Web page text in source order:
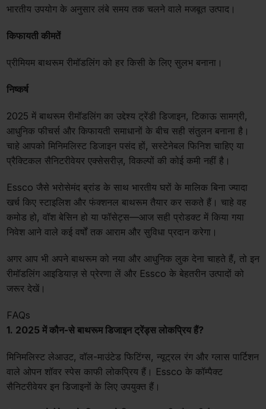
भारतीय उपयोग के अनुसार लंबे समय तक चलने वाले मजबूत उत्पाद।
किफायती कीमतें
प्रीमियम बाथरूम रीमॉडलिंग को हर किसी के लिए सुलभ बनाना।
निष्कर्ष
2025 में बाथरूम रीमॉडलिंग का उद्देश्य ट्रेंडी डिजाइन, टिकाऊ सामग्री,
आधुनिक फीचर्स और किफायती समाधानों के बीच सही संतुलन बनाना है।
चाहे आपको मिनिमलिस्ट डिजाइन पसंद हों, सस्टेनेबल फिनिश चाहिए या
प्रैक्टिकल सैनिटरीवेयर एक्सेसरीज़, विकल्पों की कोई कमी नहीं है।
Essco जैसे भरोसेमंद ब्रांड के साथ भारतीय घरों के मालिक बिना ज्यादा
खर्च किए स्टाइलिश और फंक्शनल बाथरूम तैयार कर सकते हैं। चाहे वह
कमोड हो, वॉश बेसिन हो या फॉसेट्स—आज सही प्रोडक्ट में किया गया
निवेश आने वाले कई वर्षों तक आराम और सुविधा प्रदान करेगा।
अगर आप भी अपने बाथरूम को नया और आधुनिक लुक देना चाहते हैं, तो इन
रीमॉडलिंग आइडियाज़ से प्रेरणा लें और Essco के बेहतरीन उत्पादों को
जरूर देखें।
FAQs
1. 2025 में कौन-से बाथरूम डिजाइन ट्रेंड्स लोकप्रिय हैं?
मिनिमलिस्ट लेआउट, वॉल-माउंटेड फिटिंग्स, न्यूट्रल रंग और ग्लास पार्टिशन
वाले ओपन शॉवर स्पेस काफी लोकप्रिय हैं। Essco के कॉम्पैक्ट
सैनिटरीवेयर इन डिजाइनों के लिए उपयुक्त हैं।